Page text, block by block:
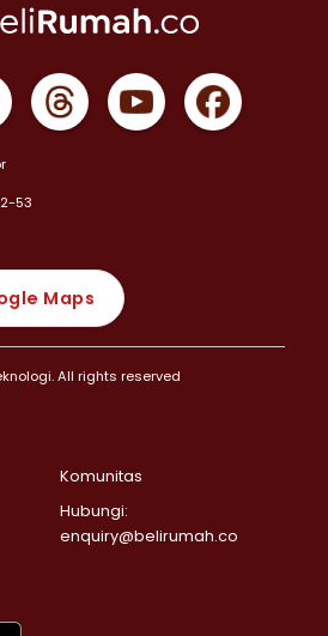
53
Maps
All rights reserved
Komunitas
Hubungi:
enquiry@belirumah.co